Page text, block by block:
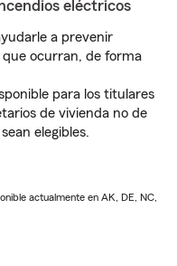
eléctricos
a prevenir
ocurran, de forma
para los titulares
de vivienda no de
elegibles.
actualmente en AK, DE, NC,